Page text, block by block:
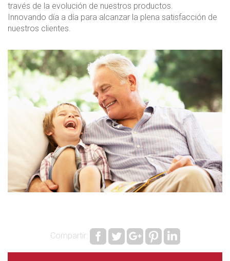
través de la evolución de nuestros productos.
Innovando día a día para alcanzar la plena satisfacción de
nuestros clientes.
Compartir: